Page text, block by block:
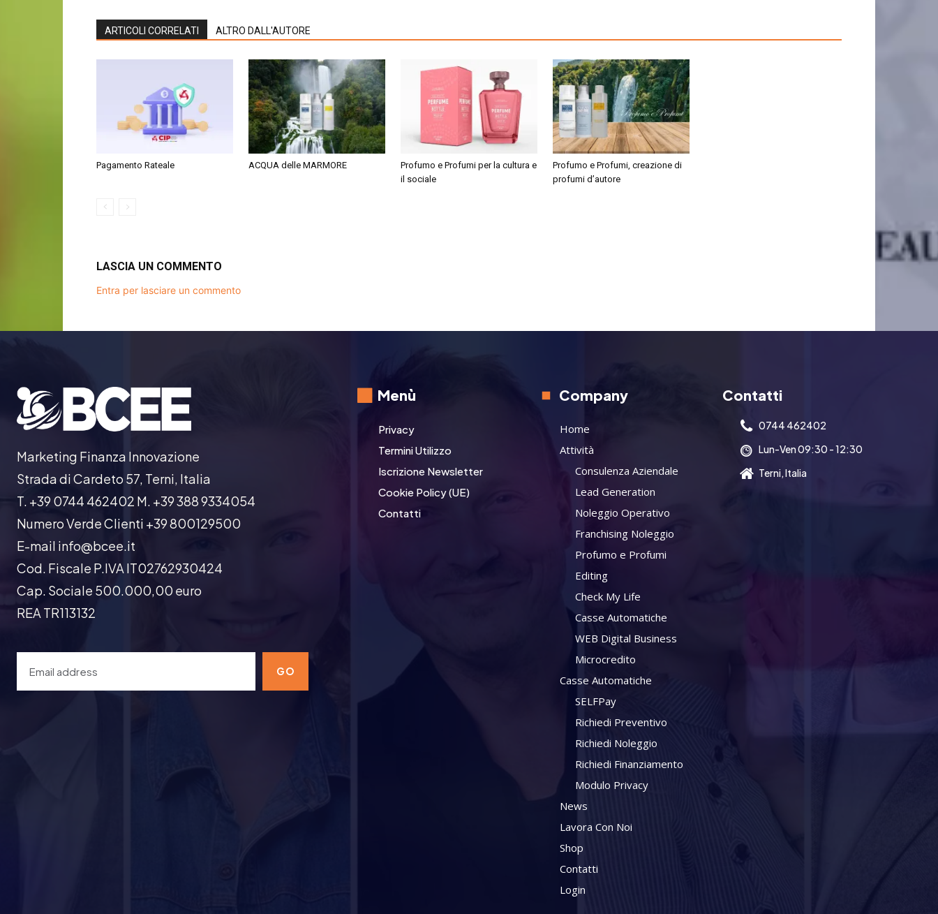
ARTICOLI CORRELATI ALTRO DALL'AUTORE
Pagamento Rateale ACQUA delle MARMORE
Profumo e Profumi per la cultura e
il sociale
Profumo e Profumi, creazione di
profumi d’autore
LASCIA UN COMMENTO
Entra per lasciare un commento
Marketing Finanza Innovazione
Strada di Cardeto 57, Terni, Italia
T. +39 0744 462402 M. +39 388 9334054
Numero Verde Clienti +39 800129500
E-mail info@bcee.it
Cod. Fiscale P.IVA IT02762930424
Cap. Sociale 500.000,00 euro
REA TR113132
GO
Menù
Privacy
Termini Utilizzo
Iscrizione Newsletter
Cookie Policy (UE)
Contatti
Company
Home
Attività
Consulenza Aziendale
Lead Generation
Noleggio Operativo
Franchising Noleggio
Profumo e Profumi
Editing
Check My Life
Casse Automatiche
WEB Digital Business
Microcredito
Casse Automatiche
SELFPay
Richiedi Preventivo
Richiedi Noleggio
Richiedi Finanziamento
Modulo Privacy
News
Lavora Con Noi
Shop
Contatti
Login
Contatti
0744 462402
Lun-Ven 09:30 - 12:30
Terni, Italia